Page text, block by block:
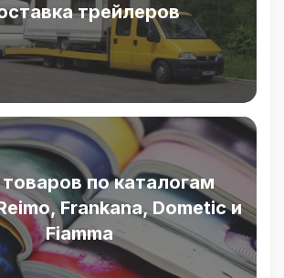
трейлеров
товаров по каталогам
Frankana, Dometic и
Fiamma